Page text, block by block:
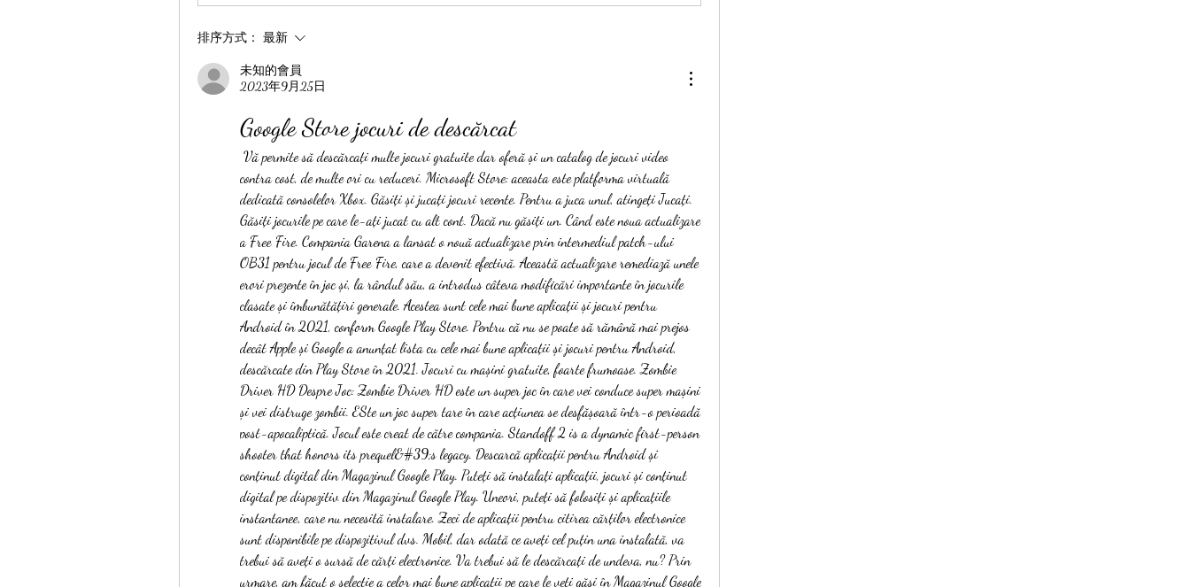
排序方式： 最新
未知的會員
2023年9月25日
Google Store jocuri de descărcat
contra cost, de multe ori cu reduceri. Microsoft Store: aceasta este platforma virtuală
dedicată consolelor Xbox. Găsiți și jucați jocuri recente. Pentru a juca unul, atingeți Jucați.
Găsiți jocurile pe care le-ați jucat cu alt cont. Dacă nu găsiți un. Când este noua actualizare
a Free Fire. Compania Garena a lansat o nouă actualizare prin intermediul patch-ului
OB31 pentru jocul de Free Fire, care a devenit efectivă. Această actualizare remediază unele
erori prezente în joc și, la rândul său, a introdus câteva modificări importante în jocurile
clasate și îmbunătățiri generale. Acestea sunt cele mai bune aplicații și jocuri pentru
Android în 2021, conform Google Play Store. Pentru că nu se poate să rămână mai prejos
decât Apple și Google a anunțat lista cu cele mai bune aplicații și jocuri pentru Android,
descărcate din Play Store în 2021. Jocuri cu mașini gratuite, foarte frumoase. Zombie
Driver HD Despre Joc: Zombie Driver HD este un super joc în care vei conduce super mașini
și vei distruge zombii. ESte un joc super tare în care acțiunea se desfășoară într-o perioadă
post-apocaliptică. Jocul este creat de către compania. Standoff 2 is a dynamic first-person
shooter that honors its prequel&#39;s legacy. Descarcă aplicații pentru Android și
conținut digital din Magazinul Google Play. Puteți să instalați aplicații, jocuri și conținut
digital pe dispozitiv din Magazinul Google Play. Uneori, puteți să folosiți și aplicațiile
instantanee, care nu necesită instalare. Zeci de aplicații pentru citirea cărților electronice
sunt disponibile pe dispozitivul dvs. Mobil, dar odată ce aveți cel puțin una instalată, va
trebui să aveți o sursă de cărți electronice. Va trebui să le descărcați de undeva, nu? Prin
urmare, am făcut o selecție a celor mai bune aplicații pe care le veți găsi în Magazinul Google